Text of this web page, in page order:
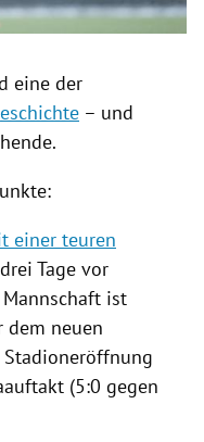
eine der
– und
einer teuren
Tage vor
ist
dem neuen
(5:0 gegen